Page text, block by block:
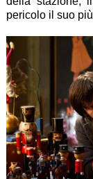
pericolo il suo